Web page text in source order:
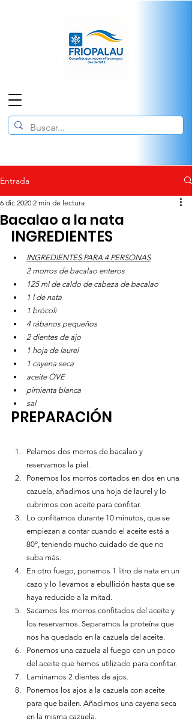
Entrada
Bacalao a la nata
6 dic 2020 2 min de lectura
INGREDIENTES
INGREDIENTES PARA 4 PERSONAS
2 morros de bacalao enteros
125 ml de caldo de cabeza de bacalao
1 l de nata
1 brócoli
4 rábanos pequeños
2 dientes de ajo
1 hoja de laurel
1 cayena seca
aceite OVE
pimienta blanca
sal
PREPARACIÓN
Pelamos dos morros de bacalao y
reservamos la piel.
Ponemos los morros cortados en dos en una
cazuela, añadimos una hoja de laurel y lo
cubrimos con aceite para confitar.
Lo confitamos durante 10 minutos, que se
empiezan a contar cuando el aceite está a
80º, teniendo mucho cuidado de que no
suba más.
En otro fuego, ponemos 1 litro de nata en un
cazo y lo llevamos a ebullición hasta que se
haya reducido a la mitad.
Sacamos los morros confitados del aceite y
los reservamos. Separamos la proteína que
nos ha quedado en la cazuela del aceite.
Ponemos una cazuela al fuego con un poco
del aceite que hemos utilizado para confitar.
Laminamos 2 dientes de ajos.
Ponemos los ajos a la cazuela con aceite
para que bailen. Añadimos una cayena seca
en la misma cazuela.